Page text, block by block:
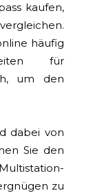
kaufen,
häufig
für
um den
dabei von
Sie den
zu